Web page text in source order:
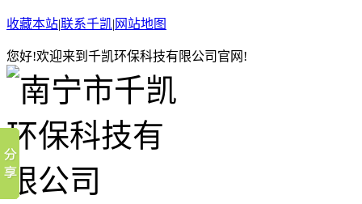
收藏本站|联系千凯| 网站地图
您好!欢迎来到千凯环保科技有限公司官网!